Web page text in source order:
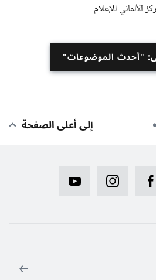
الألماني للإعلام
"أحدث الموضوعات"
إلى أعلى الصفحة